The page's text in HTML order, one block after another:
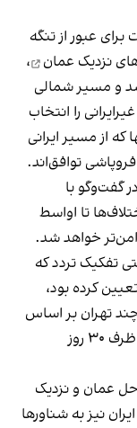
عبور از تنگه
نزدیک عمان
،
و مسیر شمالی
را انتخاب
که از مسیر ایرانی
توافق‌اند.
گفت‌و‌گو با
تا اواسط
خواهد شد.
تفکیک تردد که
بین‌المللی دریانوردی در سال ۱۹۶۸ تعیین کرده بود،
تهران بر اساس
ظرف ۳۰ روز
عمان و نزدیک
نیز به شناورها